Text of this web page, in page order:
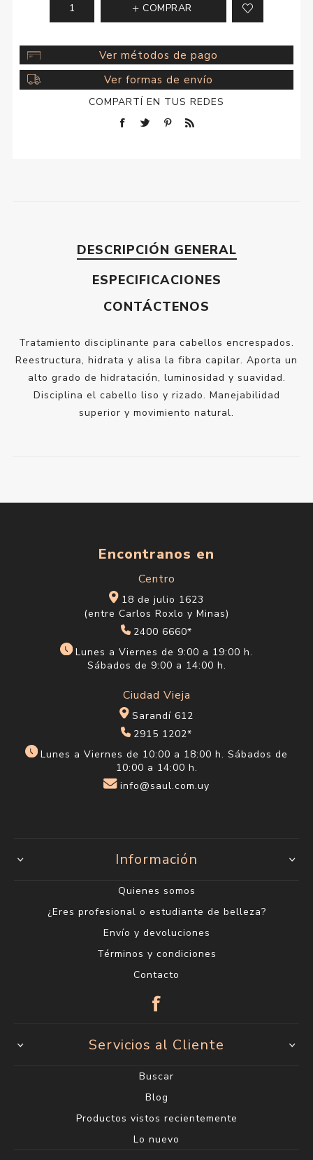
COMPRAR
Ver métodos de pago
Ver formas de envío
COMPARTÍ EN TUS REDES
DESCRIPCIÓN GENERAL
ESPECIFICACIONES
CONTÁCTENOS
Tratamiento disciplinante para cabellos encrespados.
Reestructura, hidrata y alisa la fibra capilar. Aporta un
alto grado de hidratación, luminosidad y suavidad.
Disciplina el cabello liso y rizado. Manejabilidad
superior y movimiento natural.
Encontranos en
Centro
18 de julio 1623
(entre Carlos Roxlo y Minas)
2400 6660*
Lunes a Viernes de 9:00 a 19:00 h.
Sábados de 9:00 a 14:00 h.
Ciudad Vieja
Sarandí 612
2915 1202*
Lunes a Viernes de 10:00 a 18:00 h. Sábados de
10:00 a 14:00 h.
info@saul.com.uy
Información
Quienes somos
¿Eres profesional o estudiante de belleza?
Envío y devoluciones
Términos y condiciones
Contacto
Servicios al Cliente
Buscar
Blog
Productos vistos recientemente
Lo nuevo